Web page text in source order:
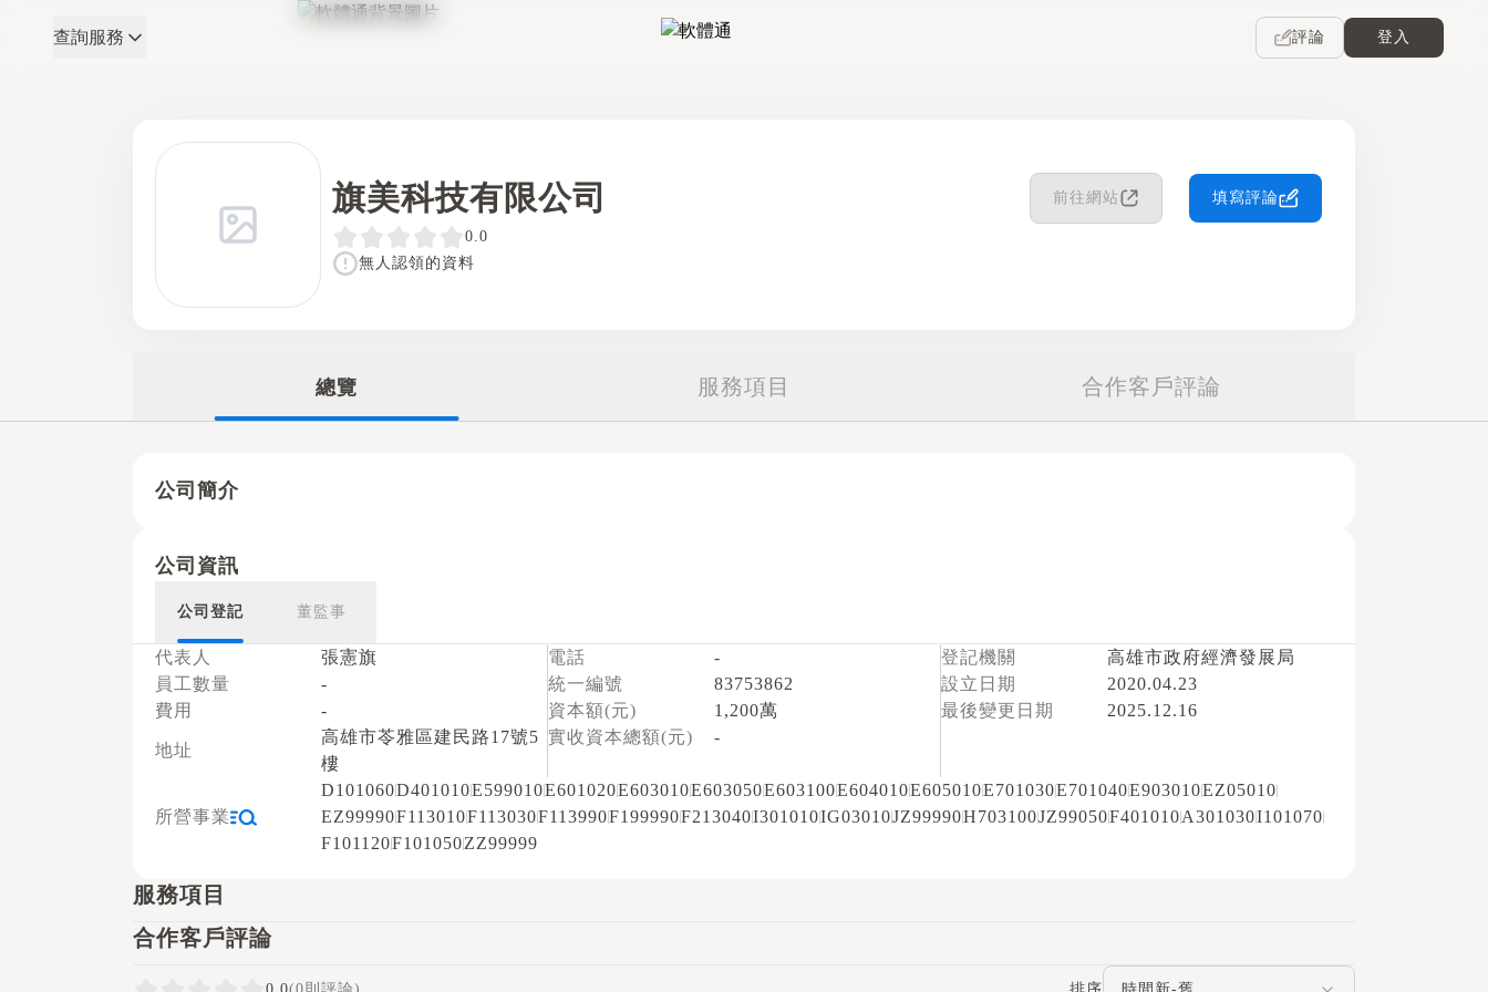
軟體通
查詢服務 評論 登入
旗美科技有限公司 前往網站 填寫評論
0.0
無人認領的資料
總覽 服務項目 合作客戶評論
公司簡介
公司資訊
公司登記 董監事
代表人
張憲旗
員工數量
-
費用
-
地址
高雄市苓雅區建民路17號5
樓
電話
-
統一編號
83753862
資本額(元)
1,200萬
實收資本總額(元)
-
登記機關
高雄市政府經濟發展局
設立日期
2020.04.23
最後變更日期
2025.12.16
所營事業
D101060D401010E599010E601020E603010E603050E603100E604010E605010E701030E701040E903010EZ05010
EZ99990F113010F113030F113990F199990F213040I301010IG03010JZ99990H703100JZ99050F401010A301030I101070
F101120F101050ZZ99999
服務項目
合作客戶評論
評論排序